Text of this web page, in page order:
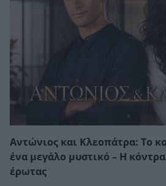
Αντώνιος και Κλεοπάτρα: Το
ένα μεγάλο μυστικό – Η
έρωτας